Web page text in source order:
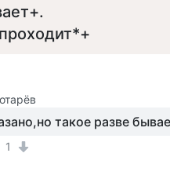
такое разве
1